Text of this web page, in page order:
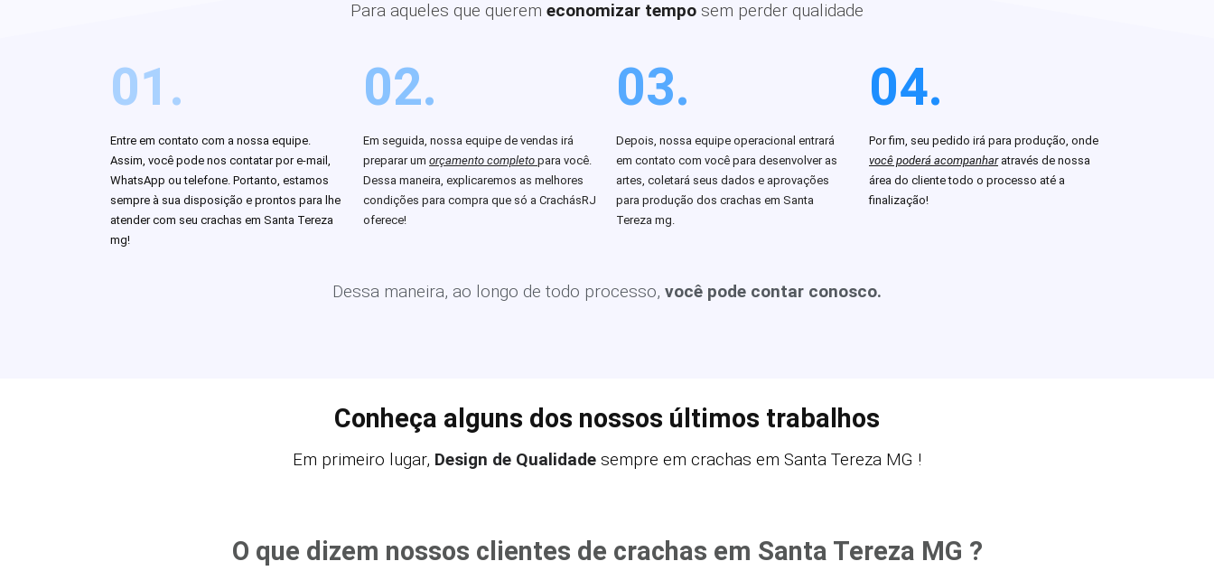
Para aqueles que querem economizar tempo sem perder qualidade
01.
Entre em contato com a nossa equipe.
Assim, você pode nos contatar por e-mail,
WhatsApp ou telefone. Portanto, estamos
sempre à sua disposição e prontos para lhe
atender com seu crachas em Santa Tereza
mg!
02.
Em seguida, nossa equipe de vendas irá
preparar um orçamento completo para você.
Dessa maneira, explicaremos as melhores
condições para compra que só a CrachásRJ
oferece!
03.
Depois, nossa equipe operacional entrará
em contato com você para desenvolver as
artes, coletará seus dados e aprovações
para produção dos crachas em Santa
Tereza mg.
04.
Por fim, seu pedido irá para produção, onde
você poderá acompanharatravés de nossa
área do cliente todo o processo até a
finalização!
Dessa maneira, ao longo de todo processo, você pode contar conosco.
Conheça alguns dos nossos últimos trabalhos
Em primeiro lugar, Design de Qualidade sempre em crachas em Santa Tereza MG !
O que dizem nossos clientes de crachas em Santa Tereza MG ?